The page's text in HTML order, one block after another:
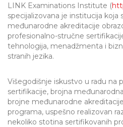
LINK Examinations Institute (
specijalizovana je institucija koja
međunarodne akreditacije
profesionalno-stručne
tehnologija, menadžmenta i
stranih jezika.
Višegodišnje iskustvo u radu na
sertifikacije, brojna
brojne međunarodne
programa, uspešno realizovan
nekoliko stotina sertifikovanih